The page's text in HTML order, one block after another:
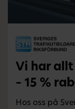
Vi har
– 15 %
Hos oss på